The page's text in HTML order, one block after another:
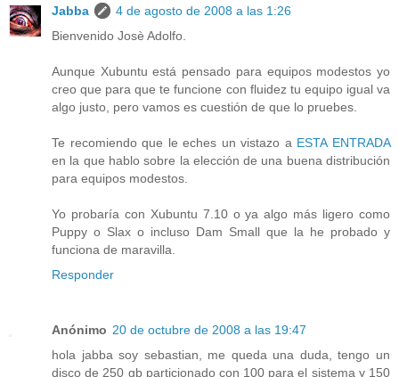
Jabba
4 de agosto de 2008 a las 1:26
Bienvenido Josè Adolfo.
Aunque Xubuntu está pensado para equipos modestos yo
creo que para que te funcione con fluidez tu equipo igual va
algo justo, pero vamos es cuestión de que lo pruebes.
Te recomiendo que le eches un vistazo a ESTA ENTRADA
en la que hablo sobre la elección de una buena distribución
para equipos modestos.
Yo probaría con Xubuntu 7.10 o ya algo más ligero como
Puppy o Slax o incluso Dam Small que la he probado y
funciona de maravilla.
Responder
Anónimo 20 de octubre de 2008 a las 19:47
hola jabba soy sebastian, me queda una duda, tengo un
disco de 250 gb particionado con 100 para el sistema y 150